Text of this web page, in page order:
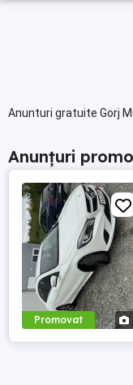
Anunturi gratuite Gorj
Anunțuri
Promovat